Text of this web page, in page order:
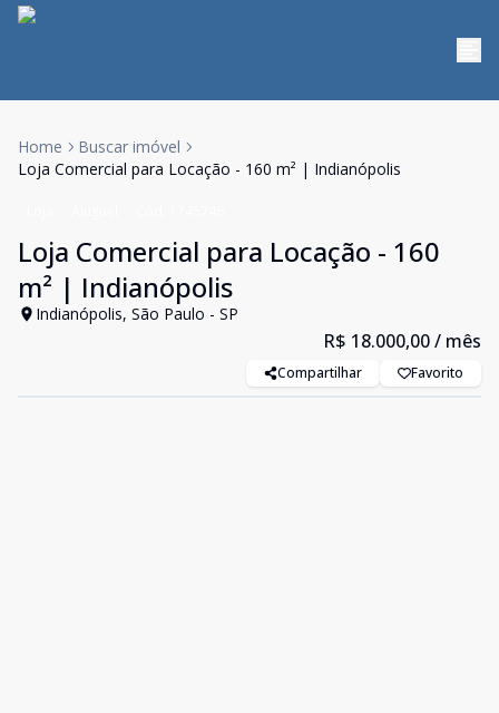
Home
Buscar imóvel
Loja Comercial para Locação - 160 m² | Indianópolis
Loja Comercial para Locação - 160
m² | Indianópolis
Indianópolis, São Paulo - SP
R$ 18.000,00/ mês
Compartilhar Favorito